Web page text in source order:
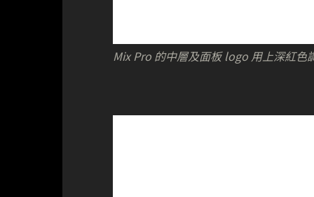
Mix Pro 的中層及面板 logo 用上深紅色